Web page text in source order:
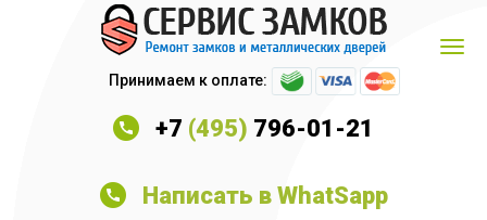
Принимаем к оплате:
+7 (495) 796-01-21
Написать в WhatSapp